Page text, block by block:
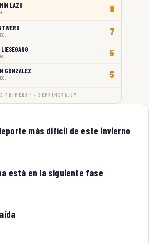
LAZO 9
7
5
GONZÁLEZ 5
PRIMERA™ · DEPRIMERA.UY
más difícil de este invierno
está en la siguiente fase